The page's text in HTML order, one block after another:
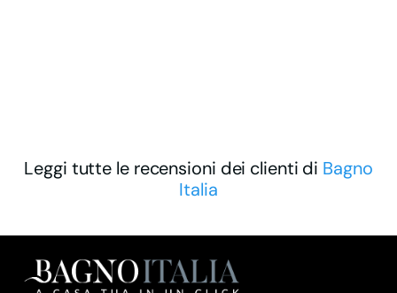
Leggi tutte le recensioni dei clienti di Bagno
Italia